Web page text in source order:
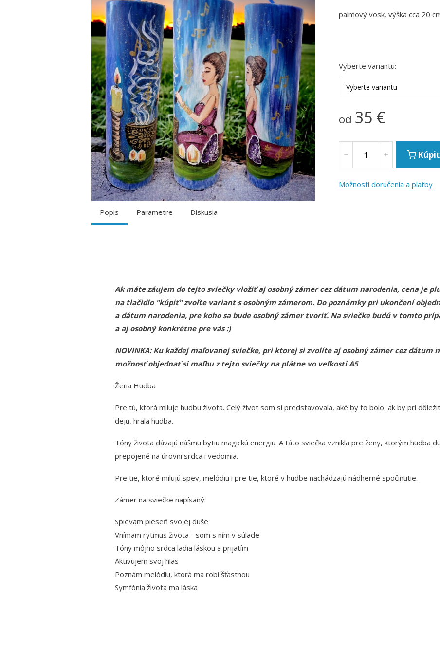
palmový vosk, výška cca 20
Vyberte variantu:
Vyberte variantu
od 35 €
Kúpiť
Možnosti doručenia a platby
Popis Parametre Diskusia
Ak máte záujem do tejto sviečky vložiť aj osobný zámer cez dátum narodenia, cena je
na tlačidlo "kúpiť" zvoľte variant s osobným zámerom. Do poznámky pri ukončení
a dátum narodenia, pre koho sa bude osobný zámer tvoriť. Na sviečke budú v tomto
a aj osobný konkrétne pre vás :)
NOVINKA: Ku každej maľovanej sviečke, pri ktorej si zvolíte aj osobný zámer cez dátum
možnosť objednať si maľbu z tejto sviečky na plátne vo veľkosti A5
Žena Hudba
Pre tú, ktorá miluje hudbu života. Celý život som si predstavovala, aké by to bolo, ak by pri
dejú, hrala hudba.
Tóny života dávajú nášmu bytiu magickú energiu. A táto sviečka vznikla pre ženy, ktorým hudba
prepojené na úrovni srdca i vedomia.
Pre tie, ktoré milujú spev, melódiu i pre tie, ktoré v hudbe nachádzajú nádherné spočinutie.
Zámer na sviečke napísaný:
Spievam pieseň svojej duše
Vnímam rytmus života - som s ním v súlade
Tóny môjho srdca ladia láskou a prijatím
Aktivujem svoj hlas
Poznám melódiu, ktorá ma robí šťastnou
Symfónia života ma láska